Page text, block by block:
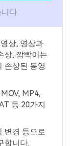
다.
상, 영상과
상, 깜빡이는
손상된 동영
MP4,
등 20가지
변경 등으로
합니다.